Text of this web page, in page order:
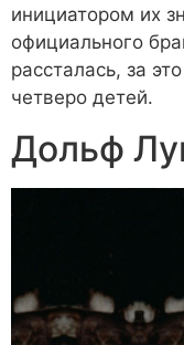
инициатором их
официального
рассталась, за
четверо детей.
Дольф